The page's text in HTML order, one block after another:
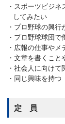
スポーツビジネ
してみたい
プロ野球の興行
プロ野球球団で
広報の仕事やメ
文章を書くこと
社会人に向けて
同じ興味を持つ
定 員